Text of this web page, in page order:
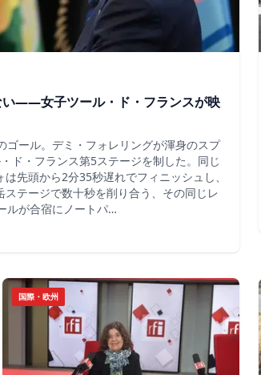
い――女子ツール・ド・フランスが映
ール。デミ・フォレリングが渾身のスプ
ド・フランス第5ステージを制した。同じ
先頭から2分35秒遅れでフィニッシュし、
テージで数十秒を削り合う、その同じレ
ルが合宿にノートパ…
国際・欧州